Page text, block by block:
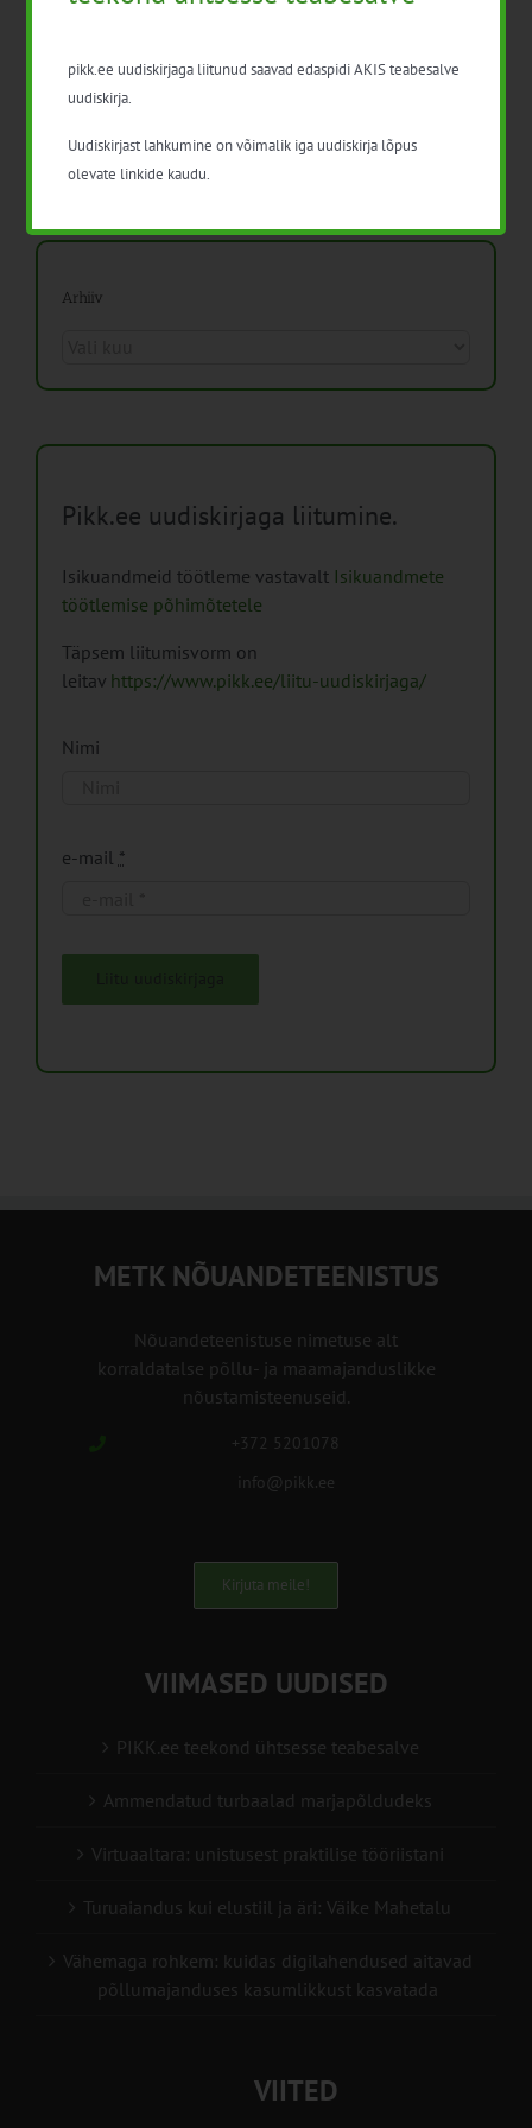
taimekaitsetöödel
Arhiiv
Pikk.ee uudiskirjaga liitumine.
Isikuandmeid töötleme vastavalt Isikuandmete
töötlemise põhimõtetele
Täpsem liitumisvorm on
leitav https://www.pikk.ee/liitu-uudiskirjaga/
Nimi
e-mail *
METK NÕUANDETEENISTUS
Nõuandeteenistuse nimetuse alt
korraldatalse põllu- ja maamajanduslikke
nõustamisteenuseid.
+372 5201078
info@pikk.ee
Kirjuta meile!
VIIMASED UUDISED
PIKK.ee teekond ühtsesse teabesalve
Ammendatud turbaalad marjapõldudeks
Virtuaaltara: unistusest praktilise tööriistani
Turuaiandus kui elustiil ja äri: Väike Mahetalu
Vähemaga rohkem: kuidas digilahendused aitavad
põllumajanduses kasumlikkust kasvatada
VIITED
pikk.ee uudiskirjaga liitunud saavad edaspidi AKIS teabesalve
uudiskirja.
Uudiskirjast lahkumine on võimalik iga uudiskirja lõpus
olevate linkide kaudu.